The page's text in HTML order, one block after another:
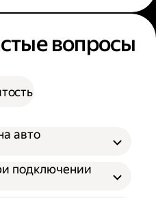
вопросы
авто
подключении